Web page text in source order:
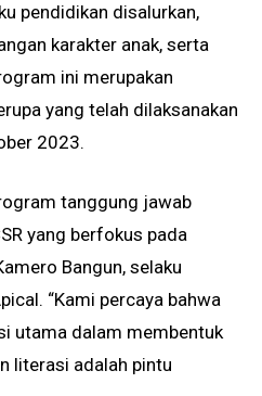
pendidikan disalurkan,
karakter anak, serta
ini merupakan
yang telah dilaksanakan
2023.
tanggung jawab
yang berfokus pada
Bangun, selaku
“Kami percaya bahwa
utama dalam membentuk
literasi adalah pintu